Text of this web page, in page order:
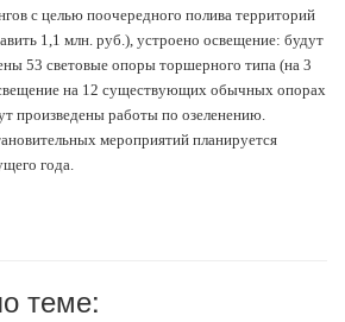
с целью поочередного полива территорий
1,1 млн. руб.), устроено освещение: будут
53 световые опоры торшерного типа (на 3
на 12 существующих обычных опорах
произведены работы по озеленению.
мероприятий планируется
года.
теме: